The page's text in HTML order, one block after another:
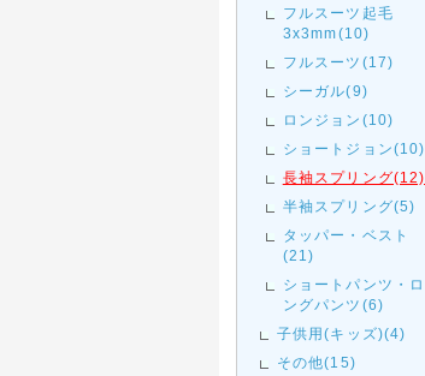
フルスーツ起毛
3x3mm(10)
フルスーツ(17)
シーガル(9)
ロンジョン(10)
ショートジョン(10)
長袖スプリング(12)
半袖スプリング(5)
タッパー・ベスト
(21)
ショートパンツ・ロ
ングパンツ(6)
子供用(キッズ)(4)
その他(15)